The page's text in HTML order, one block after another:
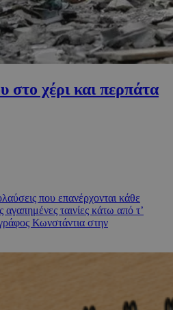
χέρι και περπάτα
που επανέρχονται κάθε
αγαπημένες ταινίες κάτω από τ’
Κωνστάντια στην